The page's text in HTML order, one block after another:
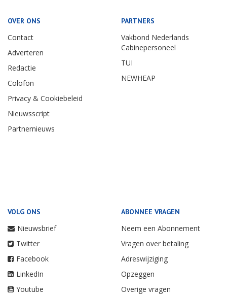
OVER ONS
Contact
Adverteren
Redactie
Colofon
Privacy & Cookiebeleid
Nieuwsscript
Partnernieuws
PARTNERS
Vakbond Nederlands
Cabinepersoneel
TUI
NEWHEAP
VOLG ONS
Nieuwsbrief
Twitter
Facebook
LinkedIn
Youtube
ABONNEE VRAGEN
Neem een Abonnement
Vragen over betaling
Adreswijziging
Opzeggen
Overige vragen